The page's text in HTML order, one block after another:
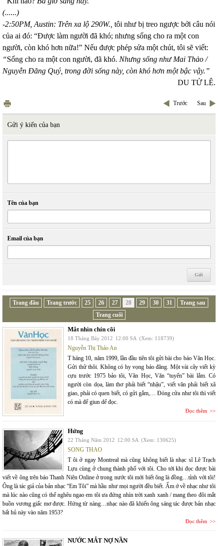
(......)
-2:50PM, Austin: Trên xa lộ 290W., tôi như bị treo ngược bởi câu nói
của ai đó: “Được làm người đã khó; nhưng sống cho ra một con
người, còn khó hơn nữa!” Nếu được phép sửa một chút, tôi sẽ viết:
“Sống cho ra một con người, đã khó. Nhưng sống như Mai Thảo /
Nguyễn Đăng Quý, trong đời sống này, còn khó hơn một bậc vậy.”
DU TỬ LÊ.
Trước Sau
Gửi ý kiến của bạn
Tên của bạn
Email của bạn
Trang đầu Trang trước 25 26 27 28 29 30 31
Trang sau
Trang cuối
Mắt nhìn chín cõi
18 Tháng Bảy 2012 12:00 SA (Xem: 118739)
Nguyễn Thị Thảo An
T háng 10, năm 1999, lần đầu tiên tôi gửi bài cho báo Văn Học.
Gửi thử thôi. Không có hy vọng báo đăng. Một vài cây viết kỳ
cựu trước 1975 bảo tôi, Văn Học, Văn “tuyển” bài lắm. Có
người còn dọa, làm thơ phải biết “nhậu”, viết văn phải biết xã
giao, phải có quen biết, có gửi gắm,… Đóng cửa như tôi thì viết
có mà để giun dế đọc.
Đọc thêm
Hứng
22 Tháng Năm 2012 12:00 SA (Xem: 130625)
SONG THAO
T ôi ở ngay Montreal mà cũng không biết là nhạc sĩ Lê Trạch
Lựu cùng ở chung thành phố với tôi. Cho tới khi đọc được bài
viết về ông trên báo Thanh Niên Online ở trong nước tôi mới biết ông là đồng…tỉnh với tôi!
Ông là tác giả của bản nhạc “Em Tôi” mà hầu như mọi người đều biết. Ấm ớ về nhạc như tôi
mà lúc nào cũng có thể nghêu ngao em tôi ưa đứng nhìn trời xanh xanh / mang theo đôi mắt
buồn vương giấc mơ được. Hứng từ nàng…nhạc nào đã khiến ông sáng tác được bản nhạc
bất hủ này vào năm 1953?
Đọc thêm
NƯỚC MẮT NỢ NẦN